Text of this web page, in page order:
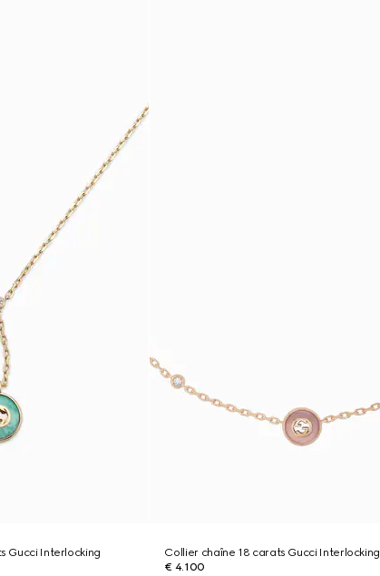
Gucci Interlocking
Collier chaîne 18 carats Gucci Interlocking
€ 4.100